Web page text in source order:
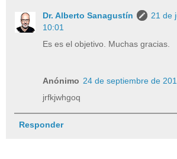
Dr. Alberto Sanagustín
21 de
10:01
Es es el objetivo. Muchas gracias.
Anónimo 24 de septiembre de
jrfkjwhgoq
Responder